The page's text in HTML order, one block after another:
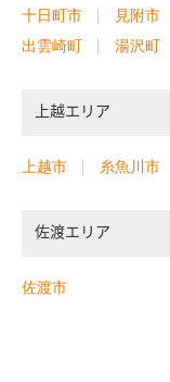
十日町市
見附市
出雲崎町
湯沢町
上越エリア
上越市 糸魚川市
佐渡エリア
佐渡市